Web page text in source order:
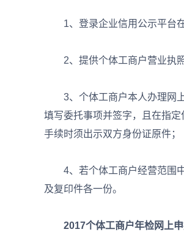
1、登录企业信用公示平台在
2、提供个体工商户营业执照
3、个体工商户本人办理网上
填写委托事项并签字，且在指
手续时须出示双方身份证原件；
4、若个体工商户经营范围中
及复印件各一份。
2017个体工商户年检网上申